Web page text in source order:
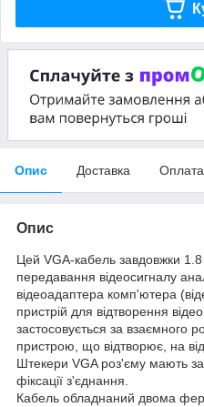
Опис Доставка Оплата
Опис
Цей VGA-кабель завдовжки
передавання відеосигналу
відеоадаптера комп'ютера
пристрій для відтворення
застосовується за взаємного
пристрою, що відтворює, на
Штекери VGA роз'єму мають
фіксації з'єднання.
Кабель обладнаний двома